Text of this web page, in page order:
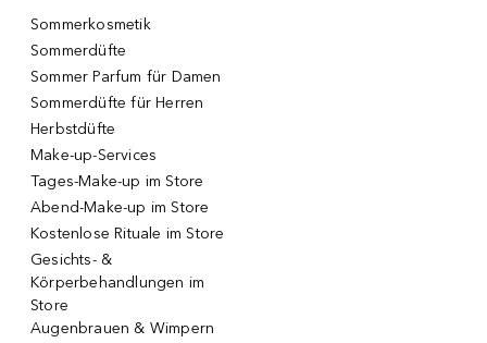
Sommerkosmetik
Sommerdüfte
Sommer Parfum für Damen
Sommerdüfte für Herren
Herbstdüfte
Make-up-Services
Tages-Make-up im Store
Abend-Make-up im Store
Kostenlose Rituale im Store
Gesichts- &
Körperbehandlungen im
Store
Augenbrauen & Wimpern